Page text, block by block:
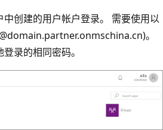
创建的用户帐户登录。 需要使用以
。
录的相同密码。